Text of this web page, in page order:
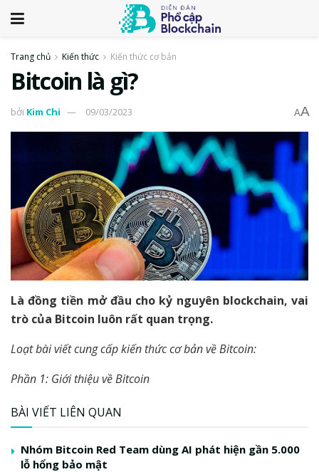
Trang chủ Kiến thức Kiến thức cơ bản
Bitcoin là gì?
bởi Kim Chi 09/03/2023 AA
Là đồng tiền mở đầu cho kỷ nguyên blockchain, vai
trò của Bitcoin luôn rất quan trọng.
Loạt bài viết cung cấp kiến thức cơ bản về Bitcoin:
Phần 1: Giới thiệu về Bitcoin
BÀI VIẾT LIÊN QUAN
Nhóm Bitcoin Red Team dùng AI phát hiện gần 5.000
lỗ hổng bảo mật